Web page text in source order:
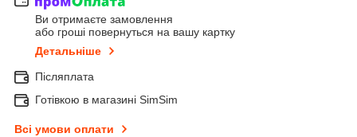
Ви отримаєте замовлення
або гроші повернуться на вашу картку
Детальніше
Післяплата
Готівкою в магазині SimSim
Всі умови оплати